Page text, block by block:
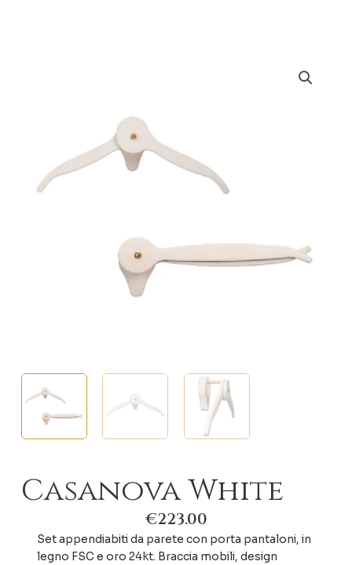
Casanova White
€223.00
Set appendiabiti da parete con porta pantaloni, in
legno FSC e oro 24kt. Braccia mobili, design